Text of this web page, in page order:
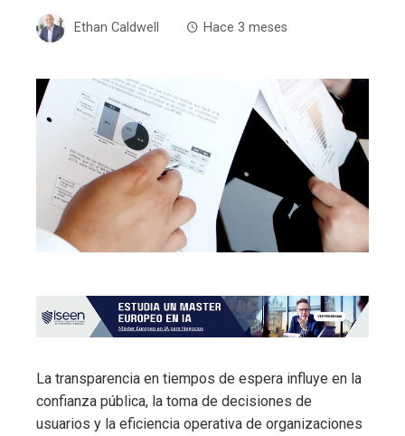
Ethan Caldwell Hace 3 meses
La transparencia en tiempos de espera influye en la
confianza pública, la toma de decisiones de
usuarios y la eficiencia operativa de organizaciones